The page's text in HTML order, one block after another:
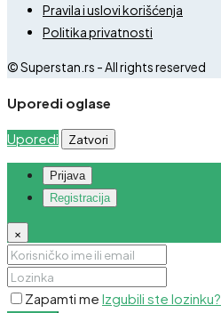
Pravila i uslovi korišćenja
Politika privatnosti
© Superstan.rs - All rights reserved
Uporedi oglase
Uporedi Zatvori
Prijava
Registracija
×
Zapamti me Izgubili ste lozinku?